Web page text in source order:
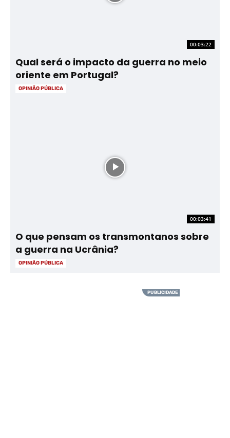
00:03:22
Qual será o impacto da guerra no meio
oriente em Portugal?
OPINIÃO PÚBLICA
00:03:41
O que pensam os transmontanos sobre
a guerra na Ucrânia?
OPINIÃO PÚBLICA